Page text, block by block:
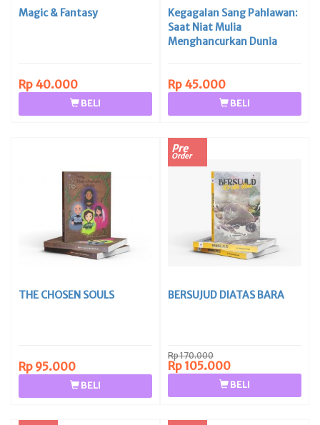
Magic & Fantasy
Rp 40.000
BELI
Kegagalan Sang Pahlawan:
Saat Niat Mulia
Menghancurkan Dunia
Rp 45.000
BELI
THE CHOSEN SOULS
Rp 95.000
BELI
Pre
Order
BERSUJUD DIATAS BARA
Rp 170.000
Rp 105.000
BELI